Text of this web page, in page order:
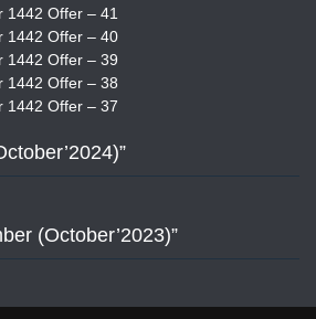
1442 Offer – 41
1442 Offer – 40
1442 Offer – 39
1442 Offer – 38
1442 Offer – 37
(October’2023)”